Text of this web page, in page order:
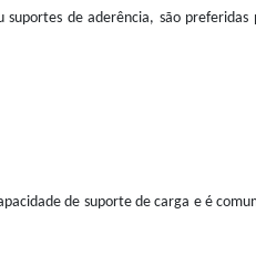
de aderência, são preferidas
de suporte de carga e é